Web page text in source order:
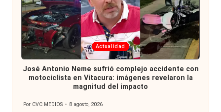
Publicada
en
Actualidad
José Antonio Neme sufrió complejo accidente con
motociclista en Vitacura: imágenes revelaron la
magnitud del impacto
Publicado
Por CVC MEDIOS 8 agosto, 2026